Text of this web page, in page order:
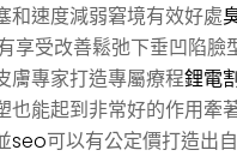
和速度減弱窘境有效好處
享受改善鬆弛下垂凹陷臉
膚專家打造專屬療程鋰電
也能起到非常好的作用牽
seo可以有公定價打造出